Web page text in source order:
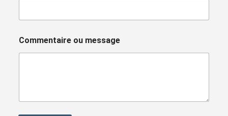
Commentaire ou message